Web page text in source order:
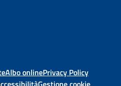
Albo onlinePrivacy Policy